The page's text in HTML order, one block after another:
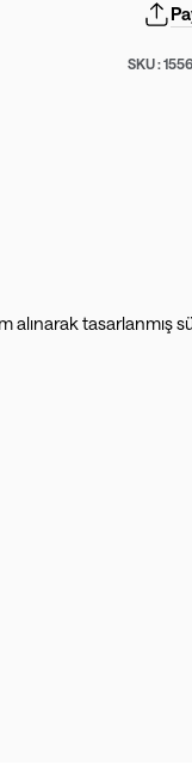
SKU :
tasarlanmış